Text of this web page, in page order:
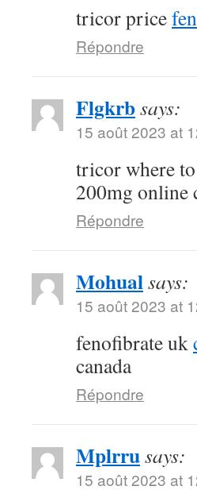
tricor price
Répondre
Flgkrbsays:
15 août 2023 at
tricor where
200mg online
Répondre
Mohualsays:
15 août 2023 at
fenofibrate uk
canada
Répondre
Mplrrusays:
15 août 2023 at